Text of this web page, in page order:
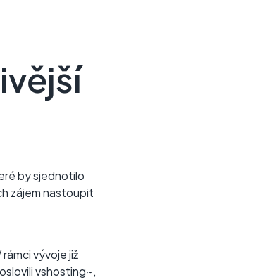
by sjednotilo
zájem nastoupit
vývoje již
vshosting~,